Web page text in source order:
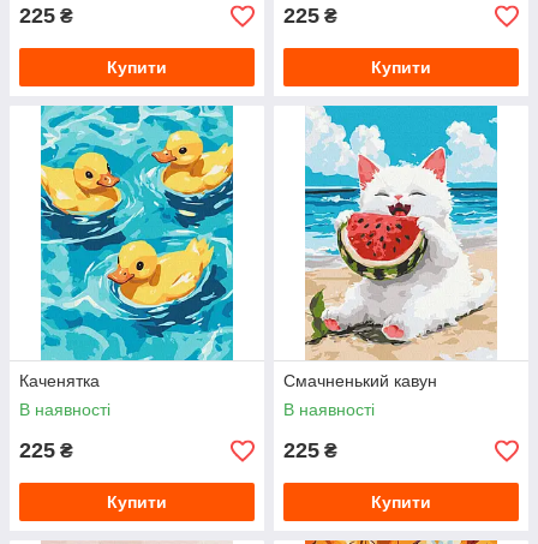
225 ₴
Купити
225 ₴
Купити
Каченятка
В наявності
225 ₴
Купити
Смачненький кавун
В наявності
225 ₴
Купити